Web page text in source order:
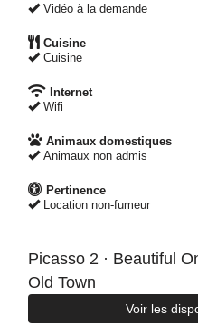
Vidéo à la demande
Cuisine
Cuisine
Internet
Wifi
Animaux domestiques
Animaux non admis
Pertinence
Location non-fumeur
Picasso 2 · Beautiful
Old Town
Voir les